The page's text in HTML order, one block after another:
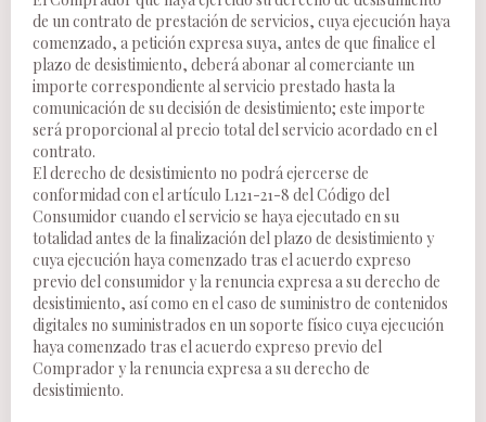
de un contrato de prestación de servicios, cuya ejecución haya
comenzado, a petición expresa suya, antes de que finalice el
plazo de desistimiento, deberá abonar al comerciante un
importe correspondiente al servicio prestado hasta la
comunicación de su decisión de desistimiento; este importe
será proporcional al precio total del servicio acordado en el
contrato.
El derecho de desistimiento no podrá ejercerse de
conformidad con el artículo L121-21-8 del Código del
Consumidor cuando el servicio se haya ejecutado en su
totalidad antes de la finalización del plazo de desistimiento y
cuya ejecución haya comenzado tras el acuerdo expreso
previo del consumidor y la renuncia expresa a su derecho de
desistimiento, así como en el caso de suministro de contenidos
digitales no suministrados en un soporte físico cuya ejecución
haya comenzado tras el acuerdo expreso previo del
Comprador y la renuncia expresa a su derecho de
desistimiento.